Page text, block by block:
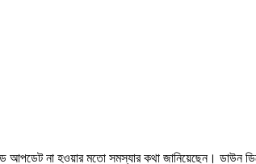
না হওয়ার মতো সমস্যার কথা জানিয়েছেন। ডাউন